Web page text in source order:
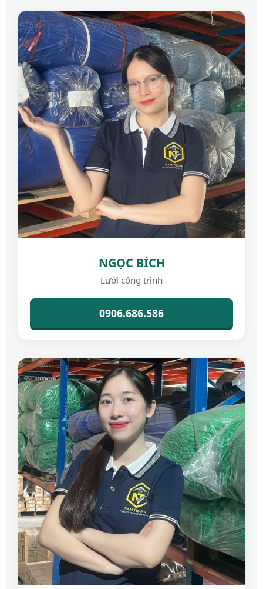
NGỌC BÍCH
Lưới công trình
0906.686.586